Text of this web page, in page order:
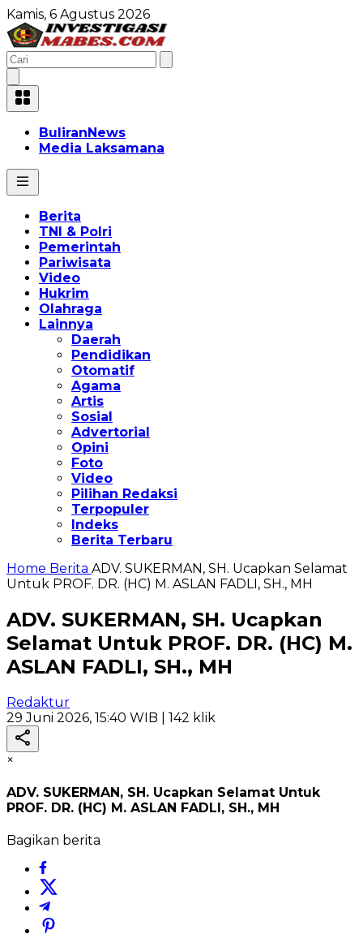
Kamis, 6 Agustus 2026
BuliranNews
Media Laksamana
Berita
TNI & Polri
Pemerintah
Pariwisata
Video
Hukrim
Olahraga
Lainnya
Daerah
Pendidikan
Otomatif
Agama
Artis
Sosial
Advertorial
Opini
Foto
Video
Pilihan Redaksi
Terpopuler
Indeks
Berita Terbaru
Home Berita ADV. SUKERMAN, SH. Ucapkan Selamat
Untuk PROF. DR. (HC) M. ASLAN FADLI, SH., MH
ADV. SUKERMAN, SH. Ucapkan
Selamat Untuk PROF. DR. (HC) M.
ASLAN FADLI, SH., MH
Redaktur
29 Juni 2026, 15:40 WIB | 142 klik
×
ADV. SUKERMAN, SH. Ucapkan Selamat Untuk
PROF. DR. (HC) M. ASLAN FADLI, SH., MH
Bagikan berita